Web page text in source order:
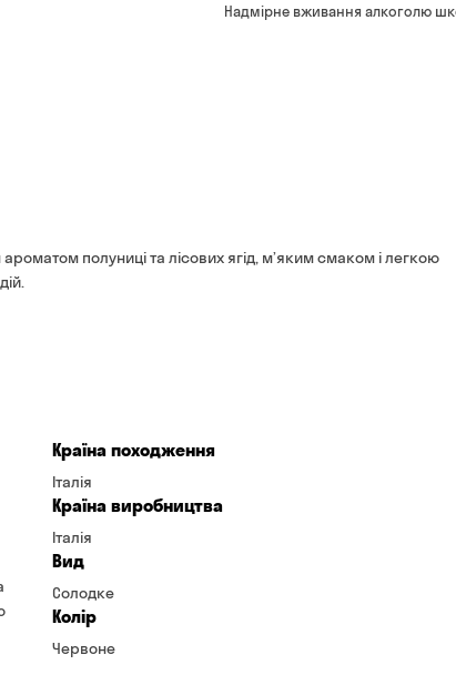
Від 200 до 299 грн
*на час доставки можуть
Мінімальна сума
Надмірне вживання алкоголю
полуниці та лісових ягід, м’яким смаком і легкою
Країна походження
Італія
Країна виробництва
Італія
Вид
Солодке
Колір
Червоне